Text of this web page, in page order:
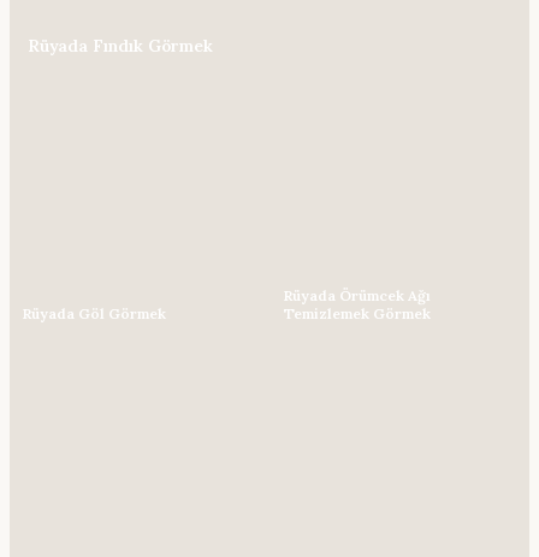
Rüyada Fındık Görmek
Rüyada Göl Görmek
Rüyada Örümcek Ağı
Temizlemek Görmek